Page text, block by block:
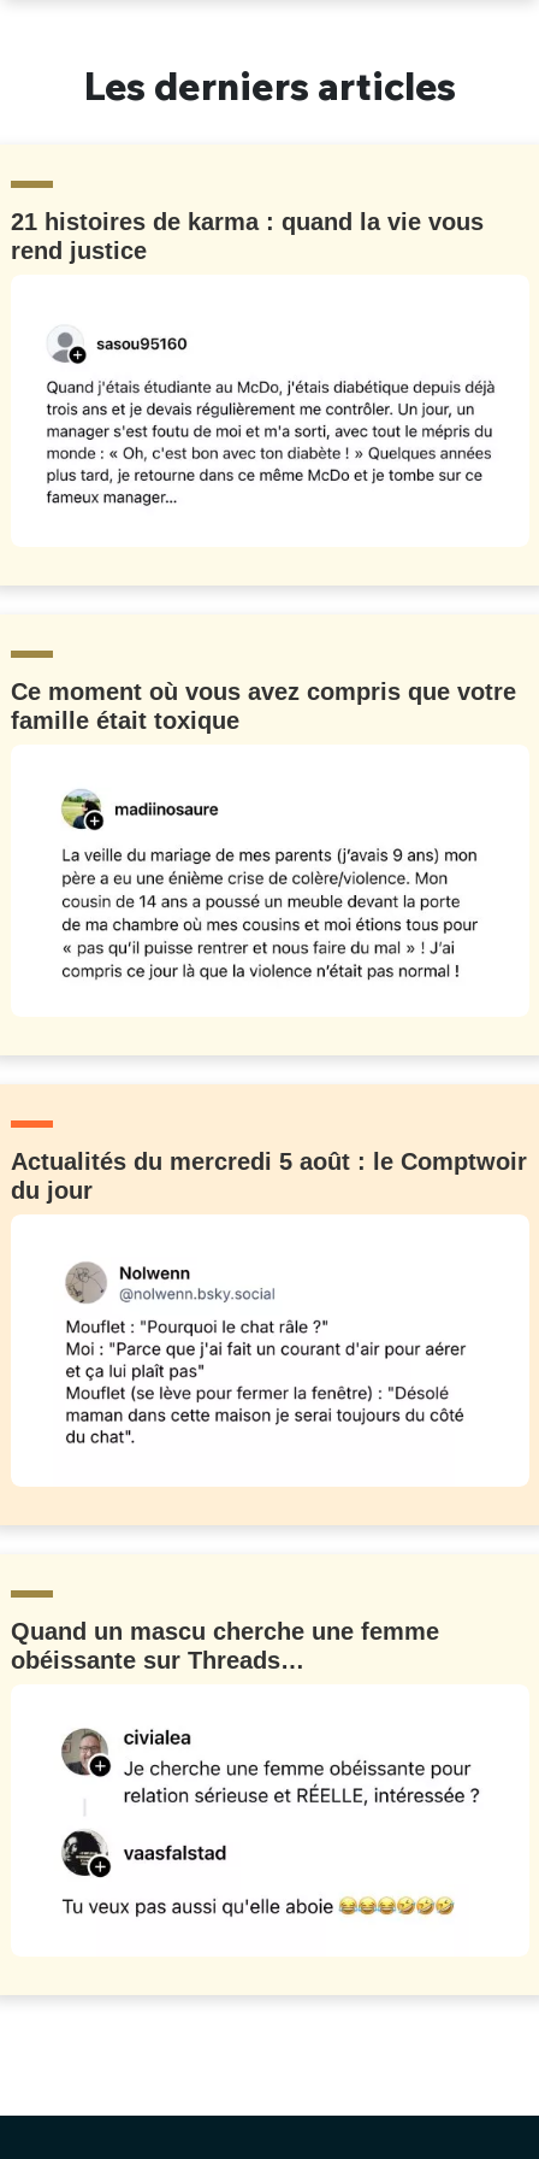
Les derniers articles
21 histoires de karma : quand la vie vous
rend justice
Ce moment où vous avez compris que votre
famille était toxique
Actualités du mercredi 5 août : le Comptwoir
du jour
Quand un mascu cherche une femme
obéissante sur Threads…